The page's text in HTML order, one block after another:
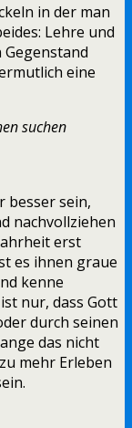
in der man
Lehre und
eine
suchen
besser sein,
nachvollziehen
erst
es ihnen graue
kenne
nur, dass Gott
durch seinen
das nicht
mehr Erleben